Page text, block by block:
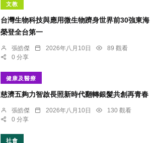
文教
台灣生物科技與應用微生物躋身世界前30強東海
榮登全台第一
張皓傑 2026年八月10日
89 觀看
0 分享
健康及醫療
慈濟五夠力智啟長照新時代翻轉銀髮共創再青春
張皓傑 2026年八月10日
130 觀看
0 分享
社會